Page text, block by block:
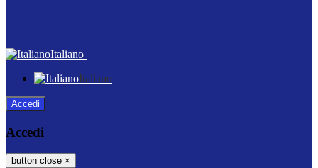
Italiano
Italiano
Accedi
Accedi
button close ×